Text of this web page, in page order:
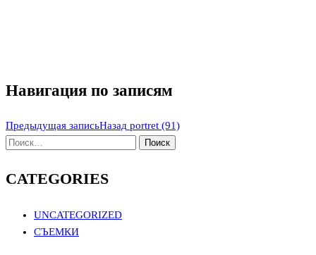
Навигация по записям
Предыдущая записьНазад portret (91)
CATEGORIES
UNCATEGORIZED
СЪЕМКИ